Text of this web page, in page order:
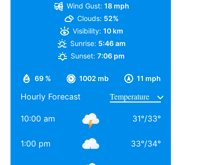
69 % 1002 mb 11 mph
Wind Gust: 18 mph
Clouds: 52%
Visibility: 10 km
Sunrise: 5:46 am
Sunset: 7:06 pm
Hourly Forecast
10:00 am 31°/33°
1:00 pm 33°/34°